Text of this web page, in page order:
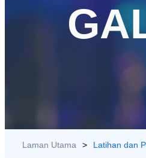
Laman Utama > Latihan dan